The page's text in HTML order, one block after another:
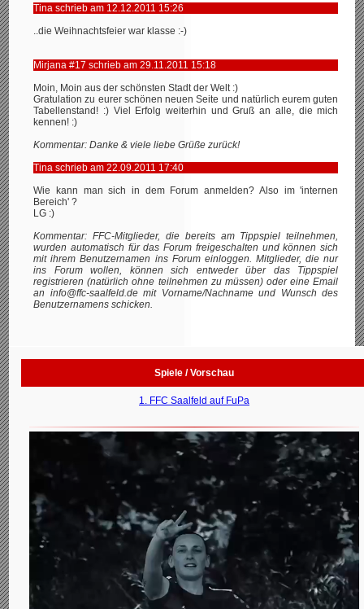
Tina schrieb am 12.12.2011 15:26
..die Weihnachtsfeier war klasse :-)
Mirjana #17 schrieb am 29.11.2011 15:18
Moin, Moin aus der schönsten Stadt der Welt :)
Gratulation zu eurer schönen neuen Seite und natürlich eurem guten
Tabellenstand! :) Viel Erfolg weiterhin und Gruß an alle, die mich
kennen! :)
Kommentar: Danke & viele liebe Grüße zurück!
Tina schrieb am 22.09.2011 17:40
Wie kann man sich in dem Forum anmelden? Also im 'internen
Bereich' ?
LG :)
Kommentar: FFC-Mitglieder, die bereits am Tippspiel teilnehmen,
wurden automatisch für das Forum freigeschalten und können sich
mit ihrem Benutzernamen ins Forum einloggen. Mitglieder, die nur
ins Forum wollen, können sich entweder über das Tippspiel
registrieren (natürlich ohne teilnehmen zu müssen) oder eine Email
an info@ffc-saalfeld.de mit Vorname/Nachname und Wunsch des
Benutzernamens schicken.
Spiele / Vorschau
1. FFC Saalfeld auf FuPa